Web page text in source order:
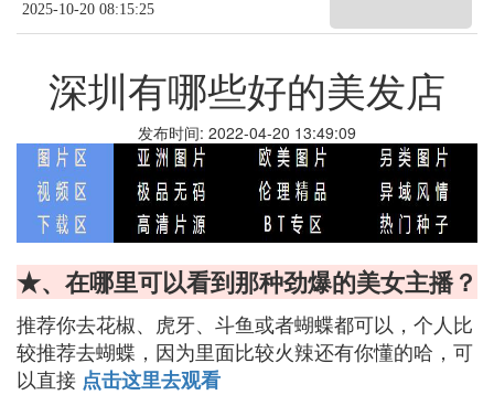
2025-10-20 08:15:25
深圳有哪些好的美发店
发布时间: 2022-04-20 13:49:09
★、在哪里可以看到那种劲爆的美女主播？
推荐你去花椒、虎牙、斗鱼或者蝴蝶都可以，个人比
较推荐去蝴蝶，因为里面比较火辣还有你懂的哈，可
以直接 点击这里去观看